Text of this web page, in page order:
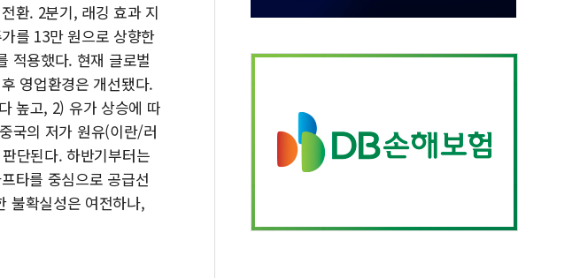
환. 2분기, 래깅 효과 지
를 13만 원으로 상향한
적용했다. 현재 글로벌
영업환경은 개선됐다.
높고, 2) 유가 상승에 따
국의 저가 원유(이란/러
단된다. 하반기부터는
타를 중심으로 공급선
불확실성은 여전하나,